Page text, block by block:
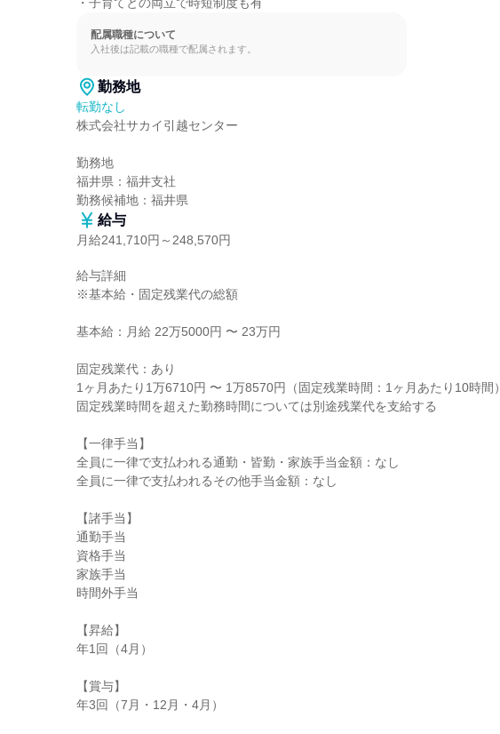
配属職種について
入社後は記載の職種で配属されます。
勤務地
転勤なし
株式会社サカイ引越センター
勤務地
福井県：福井支社
勤務候補地：福井県
給与
月給241,710円～248,570円
給与詳細
※基本給・固定残業代の総額
基本給：月給 22万5000円 〜 23万円
固定残業代：あり
1ヶ月あたり1万6710円 〜 1万8570円（固定残業時間：1ヶ月あたり10時間）
固定残業時間を超えた勤務時間については別途残業代を支給する
【一律手当】
全員に一律で支払われる通勤・皆勤・家族手当金額：なし
全員に一律で支払われるその他手当金額：なし
【諸手当】
通勤手当
資格手当
家族手当
時間外手当
【昇給】
年1回（4月）
【賞与】
年3回（7月・12月・4月）